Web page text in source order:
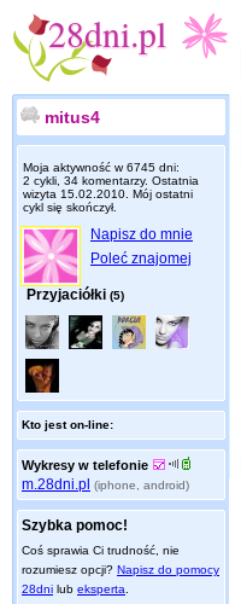
mitus4
Moja aktywność w 6745 dni:
2 cykli, 34 komentarzy. Ostatnia
wizyta 15.02.2010 . Mój ostatni
cykl się skończył.
Napisz do mnie
Poleć znajomej
Przyjaciółki (5)
Kto jest on-line:
Wykresy w telefonie
m.28dni.pl (iphone, android)
Szybka pomoc!
Coś sprawia Ci trudność, nie
rozumiesz opcji? Napisz do pomocy
28dni lub eksperta